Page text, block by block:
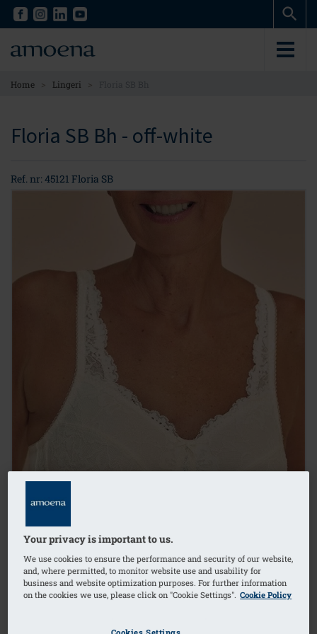
Skip
content
Skip
content
Home > Lingeri >
Floria SB Bh - off-white
Ref. nr: 45121 Floria SB
Your privacy is important to us.
We use cookies to ensure the performance and security of our website,
and, where permitted, to monitor website use and usability for
business and website optimization purposes. For further information
on the cookies we use, please click on "Cookie Settings". Cookie Policy